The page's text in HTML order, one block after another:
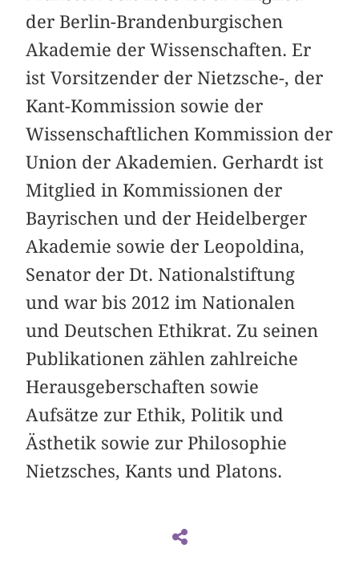
der Berlin-Brandenburgischen
Akademie der Wissenschaften. Er
ist Vorsitzender der Nietzsche-, der
Kant-Kommission sowie der
Wissenschaftlichen Kommission der
Union der Akademien. Gerhardt ist
Mitglied in Kommissionen der
Bayrischen und der Heidelberger
Akademie sowie der Leopoldina,
Senator der Dt. Nationalstiftung
und war bis 2012 im Nationalen
und Deutschen Ethikrat. Zu seinen
Publikationen zählen zahlreiche
Herausgeberschaften sowie
Aufsätze zur Ethik, Politik und
Ästhetik sowie zur Philosophie
Nietzsches, Kants und Platons.